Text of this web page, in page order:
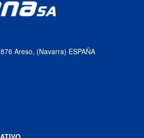
Areso, (Navarra) ESPAÑA